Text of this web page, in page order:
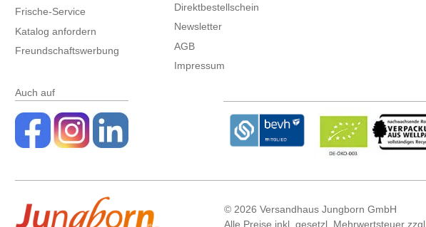
Frische-Service
Katalog anfordern
Freundschaftswerbung
Direktbestellschein
Newsletter
AGB
Impressum
Auch auf
©2026 Versandhaus Jungborn GmbH
Alle Preise inkl. gesetzl. Mehrwertsteuer zzgl.